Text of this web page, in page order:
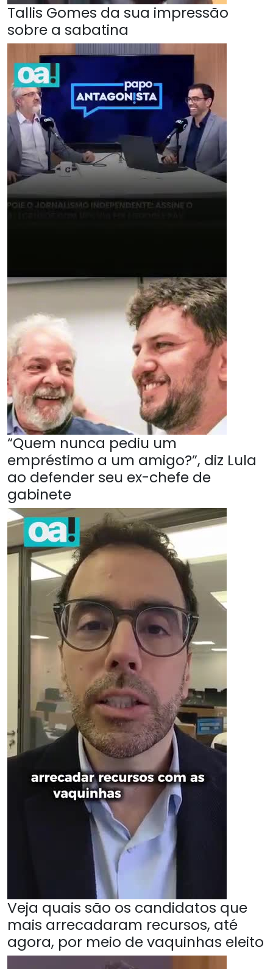
Tallis Gomes da sua impressão
sobre a sabatina
“Quem nunca pediu um
empréstimo a um amigo?”, diz Lula
ao defender seu ex-chefe de
gabinete
Veja quais são os candidatos que
mais arrecadaram recursos, até
agora, por meio de vaquinhas eleito